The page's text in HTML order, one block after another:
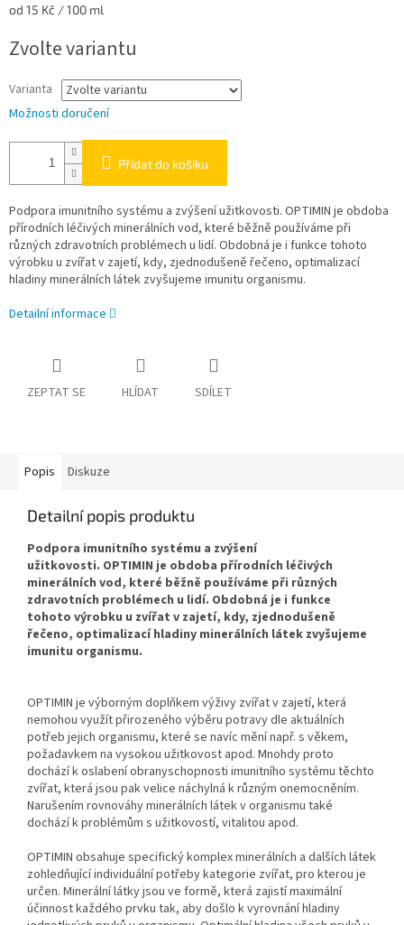
Měrná
od 15 Kč / 100 ml
Zvolte variantu
Varianta
Možnosti doručení
Přidat do košíku
Podpora imunitního systému a zvýšení užitkovosti. OPTIMIN je obdoba
přírodních léčivých minerálních vod, které běžně používáme při
různých zdravotních problémech u lidí. Obdobná je i funkce tohoto
výrobku u zvířat v zajetí, kdy, zjednodušeně řečeno, optimalizací
hladiny minerálních látek zvyšujeme imunitu organismu.
Detailní informace
ZEPTAT SE HLÍDAT SDÍLET
Popis Diskuze
Detailní popis produktu
Podpora imunitního systému a zvýšení
užitkovosti. OPTIMIN je obdoba přírodních léčivých
minerálních vod, které běžně používáme při různých
zdravotních problémech u lidí. Obdobná je i funkce
tohoto výrobku u zvířat v zajetí, kdy, zjednodušeně
řečeno, optimalizací hladiny minerálních látek zvyšujeme
imunitu organismu.
OPTIMIN je výborným doplňkem výživy zvířat v zajetí, která
nemohou využít přirozeného výběru potravy dle aktuálních
potřeb jejich organismu, které se navíc mění např. s věkem,
požadavkem na vysokou užitkovost apod. Mnohdy proto
dochází k oslabení obranyschopnosti imunitního systému těchto
zvířat, která jsou pak velice náchylná k různým onemocněním.
Narušením rovnováhy minerálních látek v organismu také
dochází k problémům s užitkovostí, vitalitou apod.
OPTIMIN obsahuje specifický komplex minerálních a dalších látek
zohledňující individuální potřeby kategorie zvířat, pro kterou je
určen. Minerální látky jsou ve formě, která zajistí maximální
účinnost každého prvku tak, aby došlo k vyrovnání hladiny